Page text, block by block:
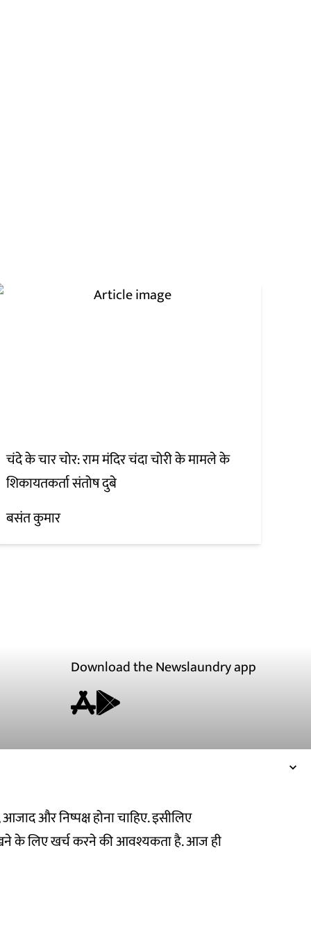
आजाद और निष्पक्ष होना चाहिए. इसीलिए
के लिए खर्च करने की आवश्यकता है. आज ही
चंदे के चार चोर: राम मंदिर चंदा चोरी के मामले के
शिकायतकर्ता संतोष दुबे
बसंत कुमार
Download the Newslaundry app